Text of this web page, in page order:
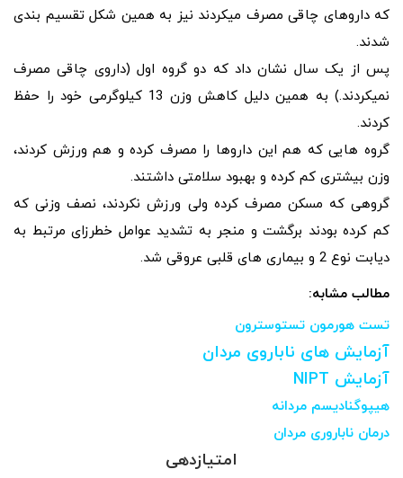
که داروهای چاقی مصرف میکردند نیز به همین شکل تقسیم بندی
شدند.
پس از یک سال نشان داد که دو گروه اول (داروی چاقی مصرف
نمیکردند.) به همین دلیل کاهش وزن 13 کیلوگرمی خود را حفظ
کردند.
گروه هایی که هم این داروها را مصرف کرده و هم ورزش کردند،
وزن بیشتری کم کرده و بهبود سلامتی داشتند.
گروهی که مسکن مصرف کرده ولی ورزش نکردند، نصف وزنی که
کم کرده بودند برگشت و منجر به تشدید عوامل خطرزای مرتبط به
دیابت نوع 2 و بیماری های قلبی عروقی شد.
مطالب مشابه:
تست هورمون تستوسترون
آزمایش های ناباروی مردان
آزمایش NIPT
هیپوگنادیسم مردانه
درمان ناباروری مردان
امتیازدهی